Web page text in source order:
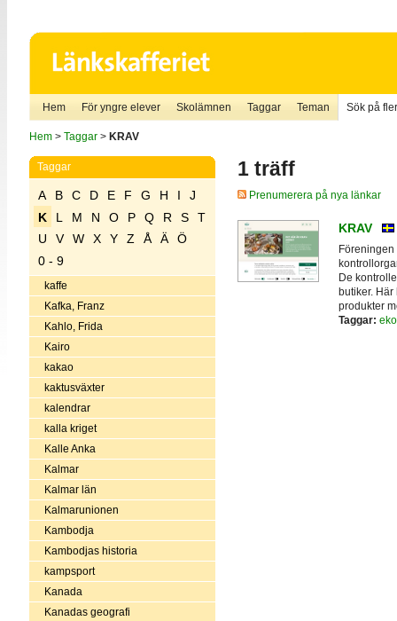
Hem För yngre elever Skolämnen Taggar Teman Sök på
Hem> Taggar> KRAV
Taggar
A B C D E F G H I
J
K
L M N O P Q R S
T
U
V W X Y Z Å Ä
Ö
0 - 9
kaffe
Kafka, Franz
Kahlo, Frida
Kairo
kakao
kaktusväxter
kalendrar
kalla kriget
Kalle Anka
Kalmar
Kalmar län
Kalmarunionen
Kambodja
Kambodjas historia
kampsport
Kanada
Kanadas geografi
1 träff
Prenumerera på nya länkar
KRAV
Föreningen
De
butiker. Här
produkter
Taggar: